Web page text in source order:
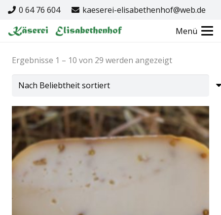
0 64 76 604
kaeserei-elisabethenhof@web.de
Menü
Ergebnisse 1 – 10 von 29 werden angezeigtNach
Beliebtheit